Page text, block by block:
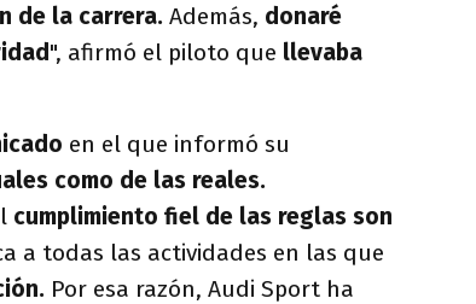
de la carrera. Además, donaré
", afirmó el piloto que llevaba
en el que informó su
como de las reales.
cumplimiento fiel de las reglas son
a todas las actividades en las que
Por esa razón, Audi Sport ha